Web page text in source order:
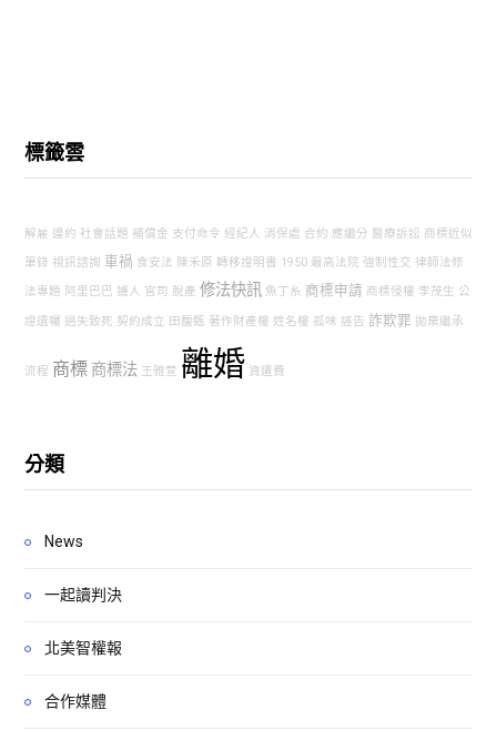
標籤雲
解雇 違約 社會話題 補償金 支付命令 經紀人 消保處 合約 應繼分 醫療訴訟 商標近似
筆錄 視訊諮詢 車禍 食安法 陳禾原 轉移證明書 1950 最高法院 強制性交 律師法修
法專題 阿里巴巴 擄人 官司 脫產 修法快訊 魚丁糸 商標申請 商標侵權 李茂生 公
證遺囑 過失致死 契約成立 田馥甄 著作財產權 姓名權 孤味 誣告 詐欺罪 拋棄繼承
流程 商標 商標法 王雅萱 離婚 資遣費
分類
News
一起讀判決
北美智權報
合作媒體